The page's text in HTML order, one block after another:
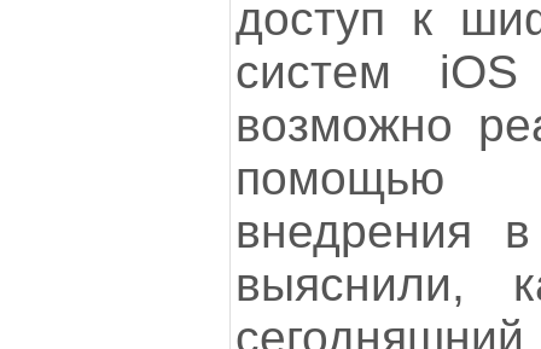
доступ к
систем
возможно
помощью
внедрения
выяснили,